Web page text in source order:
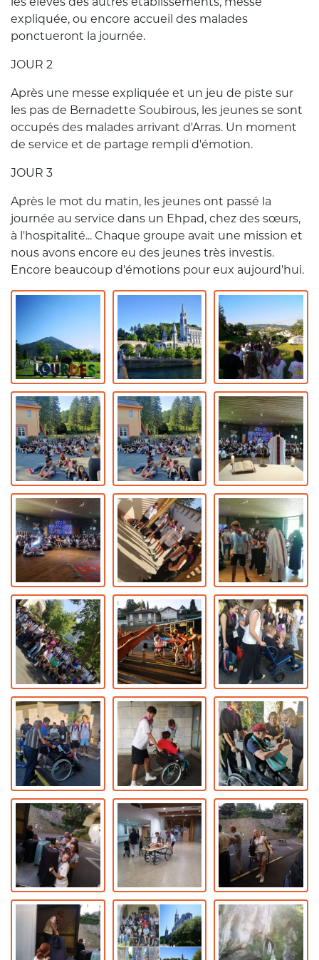
expliquée, ou encore accueil des malades
ponctueront la journée.
JOUR 2
Après une messe expliquée et un jeu de piste sur
les pas de Bernadette Soubirous, les jeunes se sont
occupés des malades arrivant d'Arras. Un moment
de service et de partage rempli d'émotion.
JOUR 3
Après le mot du matin, les jeunes ont passé la
journée au service dans un Ehpad, chez des sœurs,
à l'hospitalité... Chaque groupe avait une mission et
nous avons encore eu des jeunes très investis.
Encore beaucoup d'émotions pour eux aujourd'hui.